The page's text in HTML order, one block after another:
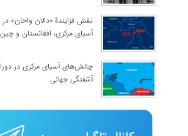
نقش فزایندۀ «دالان واخان» در
آسیای مرکزی، افغانستان و چین
چالش‌های آسیای مرکزی در
آشفتگی جهانی